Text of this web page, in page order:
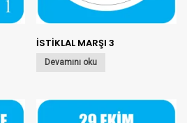
İSTİKLAL MARŞI 3
Devamını oku